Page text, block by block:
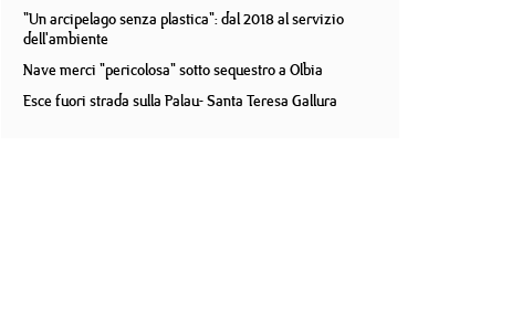
"Un arcipelago senza plastica": dal 2018 al servizio
dell'ambiente
Nave merci "pericolosa" sotto sequestro a Olbia
Esce fuori strada sulla Palau- Santa Teresa Gallura